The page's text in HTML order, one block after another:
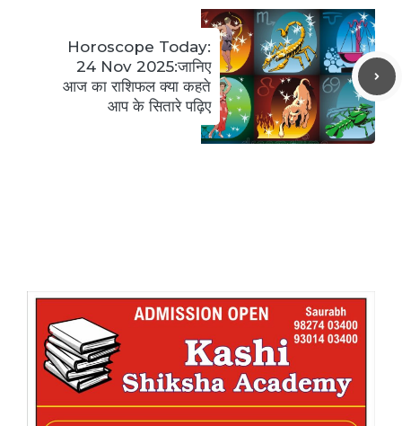
Horoscope Today:
24 Nov 2025:जानिए
आज का राशिफल क्या कहते
आप के सितारे पढ़िए